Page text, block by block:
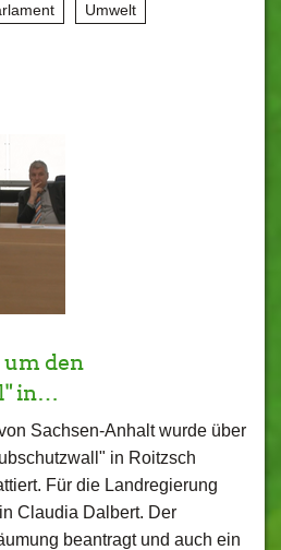
Umwelt
um den
in…
Sachsen-Anhalt wurde über
in Roitzsch
Für die Landregierung
Claudia Dalbert. Der
beantragt und auch ein